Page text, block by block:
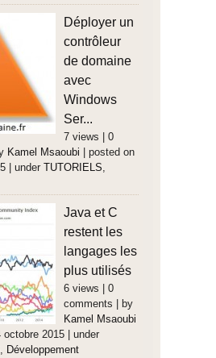
Déployer un
contrôleur
de domaine
avec
Windows
Ser...
7 views
0
Kamel Msaoubi
posted on
under TUTORIELS,
Java et C
restent les
langages les
plus utilisés
6 views
0
comments
by
Kamel Msaoubi
octobre 2015
under
, Développement